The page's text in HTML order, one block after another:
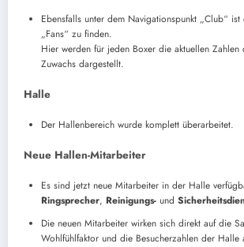
Ebensfalls unter dem Navigationspunkt „Club“ ist
„Fans“ zu finden.
Hier werden für jeden Boxer die aktuellen Zahlen
Zuwachs dargestellt.
Halle
Der Hallenbereich wurde komplett überarbeitet.
Neue Hallen-Mitarbeiter
Es sind jetzt neue Mitarbeiter in der Halle
Ringsprecher, Reinigungs- und
Die neuen Mitarbeiter wirken sich direkt auf die
Wohlfühlfaktor und die Besucherzahlen der Halle